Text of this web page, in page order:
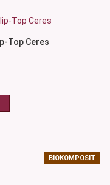
Top Ceres
BIOKOMPOSIT